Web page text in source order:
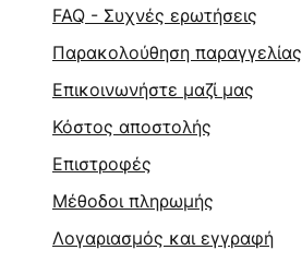
FAQ - Συχνές ερωτήσεις
Παρακολούθηση παραγγελίας
Επικοινωνήστε μαζί μας
Κόστος αποστολής
Επιστροφές
Μέθοδοι πληρωμής
Λογαριασμός και εγγραφή